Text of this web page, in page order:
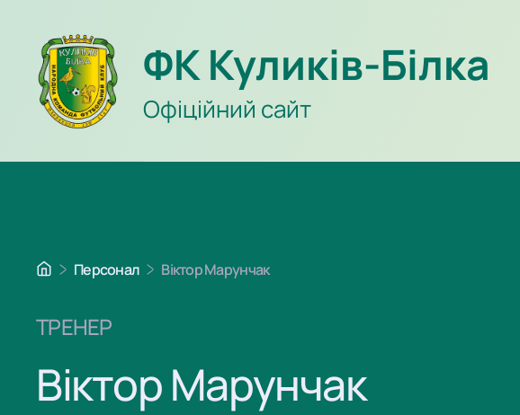
ФК Куликів-Білка
Офіційний сайт
Персонал Віктор Марунчак
ТРЕНЕР
Віктор Марунчак